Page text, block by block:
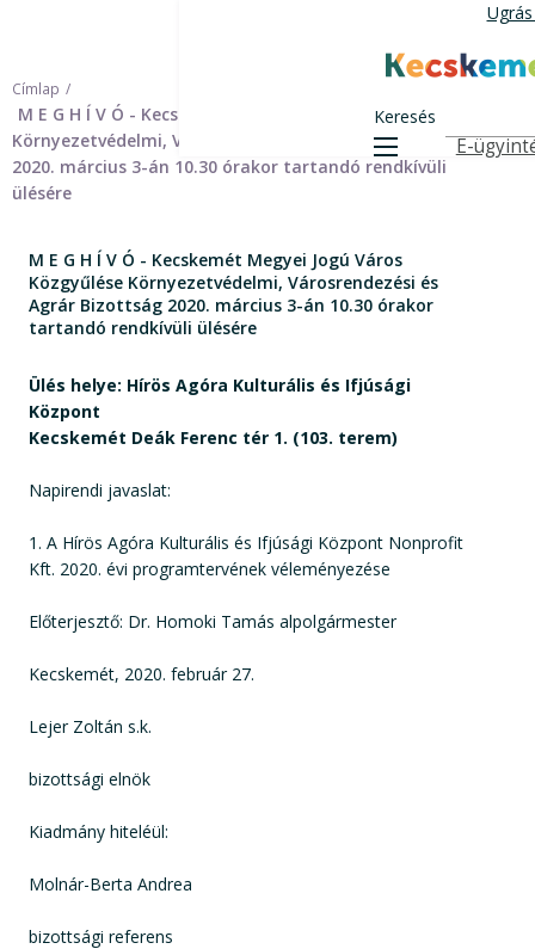
Kecskemét
Keresés
Menü
Felső
E-
Címlap
M E G H Í V Ó - Kecskemét Megyei Jogú Város Közgyűlése
Környezetvédelmi, Városrendezési és Agrár Bizottság
2020. március 3-án 10.30 órakor tartandó rendkívüli
ülésére
M E G H Í V Ó - Kecskemét Megyei Jogú Város
Közgyűlése Környezetvédelmi, Városrendezési és
Agrár Bizottság 2020. március 3-án 10.30 órakor
tartandó rendkívüli ülésére
Ülés helye: Hírös Agóra Kulturális és Ifjúsági
Központ
Kecskemét Deák Ferenc tér 1. (103. terem)
Napirendi javaslat:
1. A Hírös Agóra Kulturális és Ifjúsági Központ Nonprofit
Kft. 2020. évi programtervének véleményezése
Előterjesztő: Dr. Homoki Tamás alpolgármester
Kecskemét, 2020. február 27.
Lejer Zoltán s.k.
bizottsági elnök
Kiadmány hiteléül:
Molnár-Berta Andrea
bizottsági referens